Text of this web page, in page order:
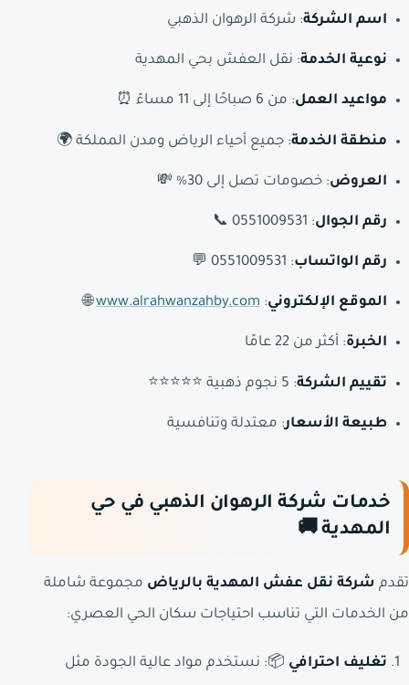
اسم الشركة: شركة الرهوان الذهبي
نوعية الخدمة: نقل العفش بحي المهدية
مواعيد العمل: من 6 صباحًا إلى 11 مساءً ⏰
منطقة الخدمة: جميع أحياء الرياض ومدن المملكة 🌍
العروض: خصومات تصل إلى 30% 💸
رقم الجوال: 0551009531 📞
رقم الواتساب: 0551009531 💬
الموقع الإلكتروني:
www.alrahwanzahby.com
🌐
الخبرة: أكثر من 22 عامًا
تقييم الشركة: 5 نجوم ذهبية ⭐⭐⭐⭐⭐
طبيعة الأسعار: معتدلة وتنافسية
خدمات شركة الرهوان الذهبي في حي
المهدية 🚚
تقدم شركة نقل عفش المهدية بالرياض مجموعة شاملة
من الخدمات التي تناسب احتياجات سكان الحي العصري:
تغليف احترافي 📦: نستخدم مواد عالية الجودة مثل